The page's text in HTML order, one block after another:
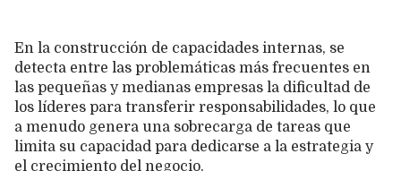
En la construcción de capacidades internas, se
detecta entre las problemáticas más frecuentes en
las pequeñas y medianas empresas la dificultad de
los líderes para transferir responsabilidades, lo que
a menudo genera una sobrecarga de tareas que
limita su capacidad para dedicarse a la estrategia y
el crecimiento del negocio.